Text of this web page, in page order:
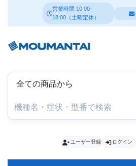
営業時間 10:00-
18:00（土曜定休）
ユーザー登録 ログイン